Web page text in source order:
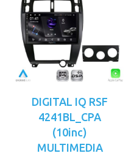
DIGITAL IQ RSF
4241BL_CPA
(10inc)
MULTIMEDIA